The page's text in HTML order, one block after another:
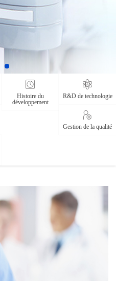
Histoire du
développement
R&D de technologie
Gestion de la qualité